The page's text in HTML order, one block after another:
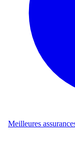
Meilleures